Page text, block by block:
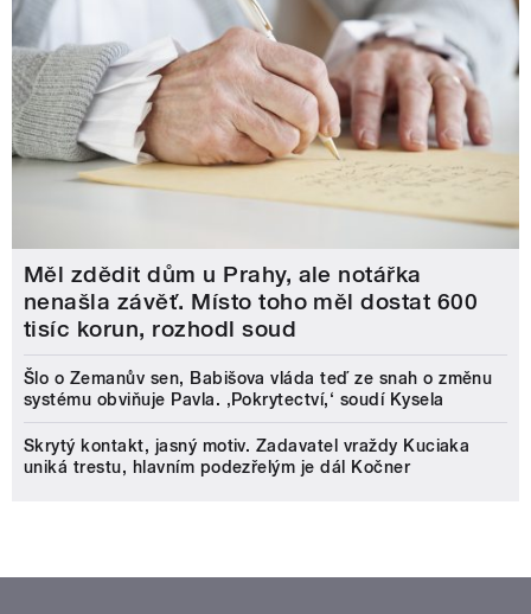
Měl zdědit dům u Prahy, ale notářka
nenašla závěť. Místo toho měl dostat 600
tisíc korun, rozhodl soud
Šlo o Zemanův sen, Babišova vláda teď ze snah o změnu
systému obviňuje Pavla. ‚Pokrytectví,‘ soudí Kysela
Skrytý kontakt, jasný motiv. Zadavatel vraždy Kuciaka
uniká trestu, hlavním podezřelým je dál Kočner